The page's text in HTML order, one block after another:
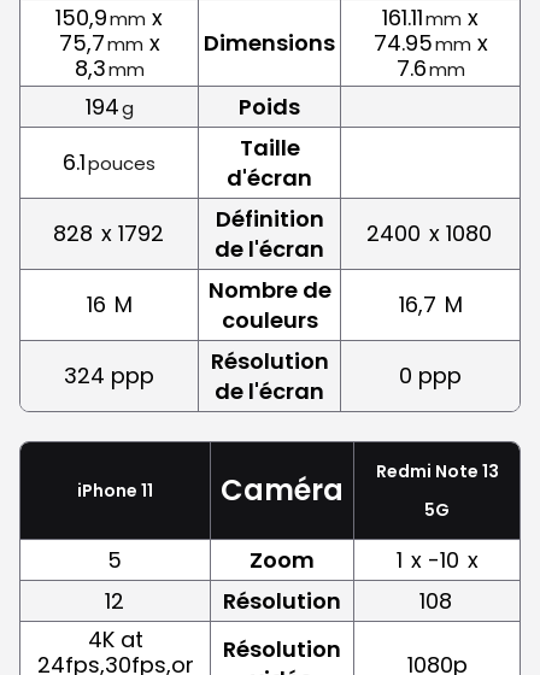
150,9mm x
75,7mm x
8,3mm
Dimensions
161.11mm x
74.95mm x
7.6mm
194g
Poids
6.1pouces
Taille
d'écran
828 x 1792
Définition
de l'écran
2400 x 1080
16 M
Nombre de
couleurs
16,7 M
324 ppp
Résolution
de l'écran
0 ppp
iPhone 11 Caméra
Redmi Note 13
5G
5 Zoom 1 x -10 x
12
Résolution
108
4K at
24fps,30fps,or
Résolution
1080p